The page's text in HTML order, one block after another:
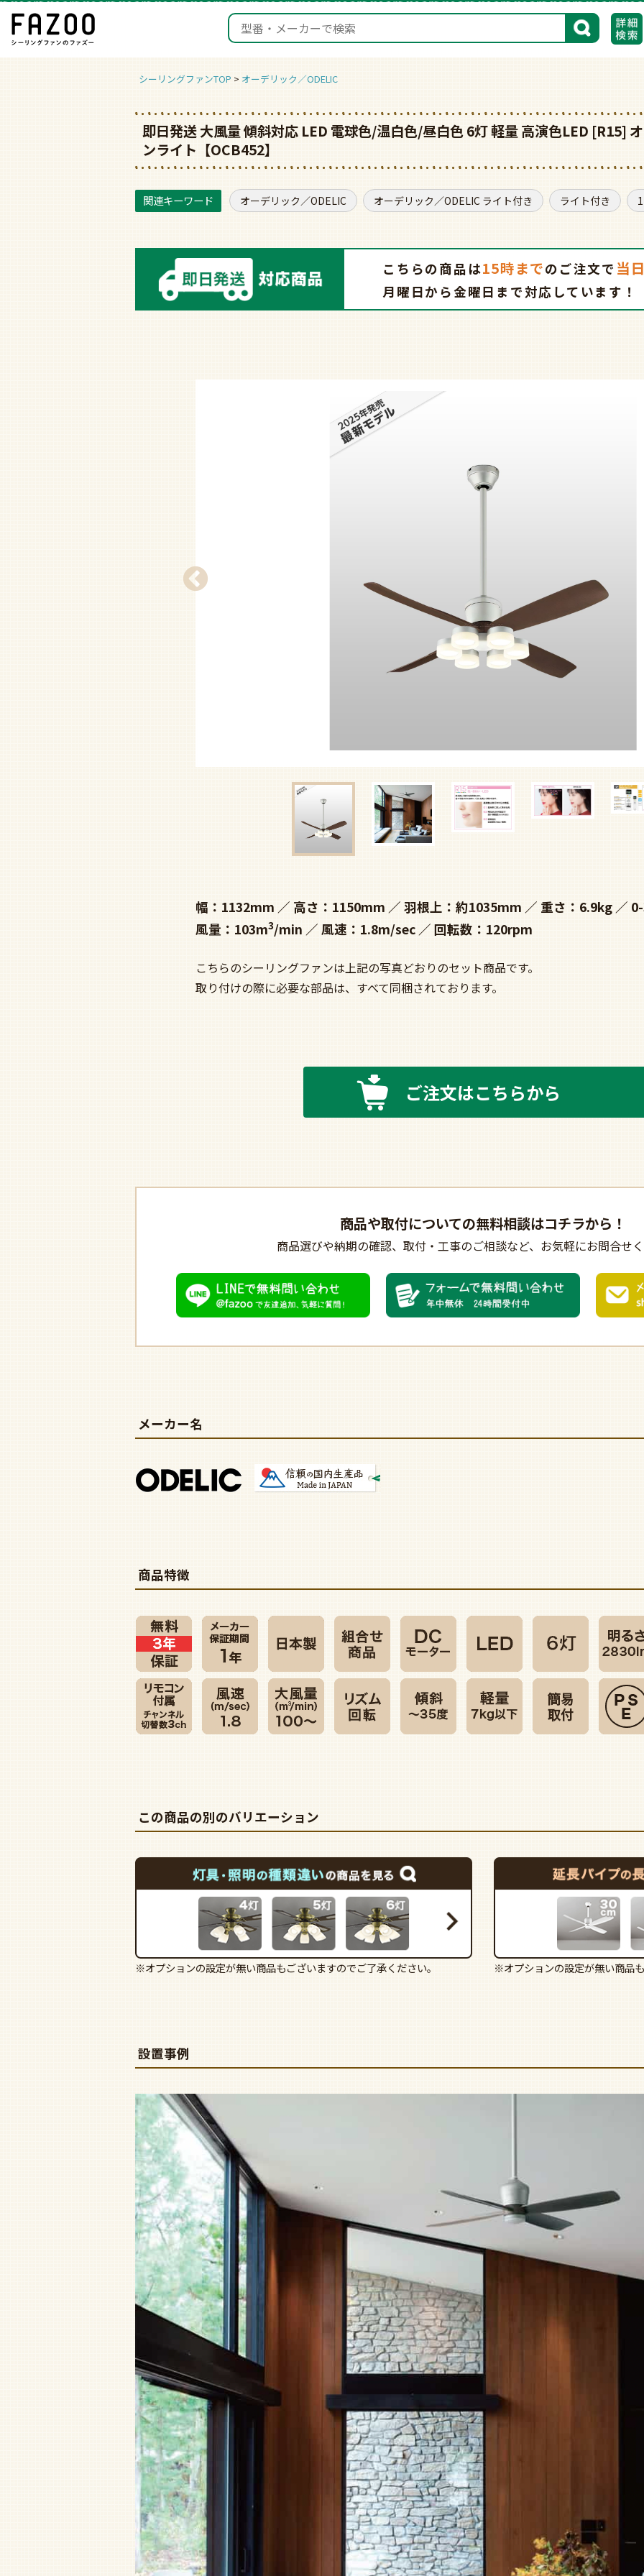
検索
シーリングファンTOP オーデリック／ODELIC
即日発送 大風量 傾斜対応 LED 電球色/温白色/昼白色 6灯 軽量 高演色LED [R15]
ンライト【OCB452】
オーデリック／ODELIC オーデリック／ODELIC ライト付き ライト付き
こちらの商品は15時までの ご注文で 当
月曜日から金曜日まで対応しています！
幅：1132mm 高さ：1150mm 羽根上：約1035mm 重さ：6.9kg
風量：103m3/min 風速：1.8m/sec 回転数：120rpm
こちらのシーリングファンは上記の写真どおりのセット商品です。
取り付けの際に必要な部品は、すべて同梱されております。
ご注文はこちらから
商品や取付についての無料相談はコチラから！
商品選びや納期の確認、 取付・工事のご相談など、 お気軽にお問合せ
メーカー名
商品特徴
この商品の別のバリエーション
※オプションの設定が無い商品もございますのでご了承ください。 ※オプションの設定が無い商品
設置事例